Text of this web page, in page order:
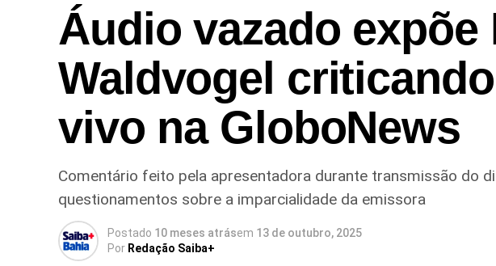
Áudio vazado expõe
Waldvogel
vivo na GloboNews
Comentário feito pela apresentadora durante transmissão do
questionamentos sobre a imparcialidade da emissora
Postado 10 meses atrásem 13 de outubro, 2025
Por Redação Saiba+